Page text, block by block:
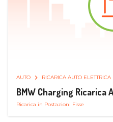
AUTO RICARICA AUTO ELETTRICA
BMW Charging Ricarica
Ricarica in Postazioni Fisse